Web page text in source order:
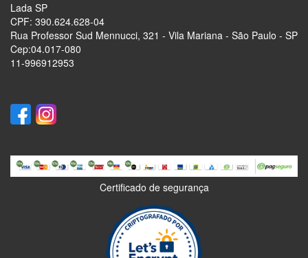
Lada SP
CPF: 390.624.628-04
Rua Professor Sud Mennucci, 321 - Vila Mariana - São Paulo - SP
Cep:04.017-080
11-996912953
Certificado de segurança